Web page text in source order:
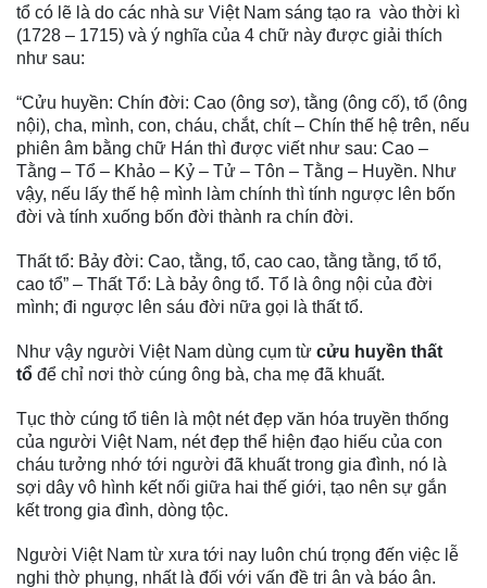
tổ có lẽ là do các nhà sư Việt Nam sáng tạo ra vào thời kì
(1728 – 1715) và ý nghĩa của 4 chữ này được giải thích
như sau:
“Cửu huyền: Chín đời: Cao (ông sơ), tằng (ông cố), tổ (ông
nội), cha, mình, con, cháu, chắt, chít – Chín thế hệ trên, nếu
phiên âm bằng chữ Hán thì được viết như sau: Cao –
Tằng – Tổ – Khảo – Kỷ – Tử – Tôn – Tằng – Huyền. Như
vậy, nếu lấy thế hệ mình làm chính thì tính ngược lên bốn
đời và tính xuống bốn đời thành ra chín đời.
Thất tổ: Bảy đời: Cao, tằng, tổ, cao cao, tằng tằng, tổ tổ,
cao tổ” – Thất Tổ: Là bảy ông tổ. Tổ là ông nội của đời
mình; đi ngược lên sáu đời nữa gọi là thất tổ.
Như vậy người Việt Nam dùng cụm từ cửu huyền thất
tổ để chỉ nơi thờ cúng ông bà, cha mẹ đã khuất.
Tục thờ cúng tổ tiên là một nét đẹp văn hóa truyền thống
của người Việt Nam, nét đẹp thể hiện đạo hiếu của con
cháu tưởng nhớ tới người đã khuất trong gia đình, nó là
sợi dây vô hình kết nối giữa hai thế giới, tạo nên sự gắn
kết trong gia đình, dòng tộc.
Người Việt Nam từ xưa tới nay luôn chú trọng đến việc lễ
nghi thờ phụng, nhất là đối với vấn đề tri ân và báo ân.